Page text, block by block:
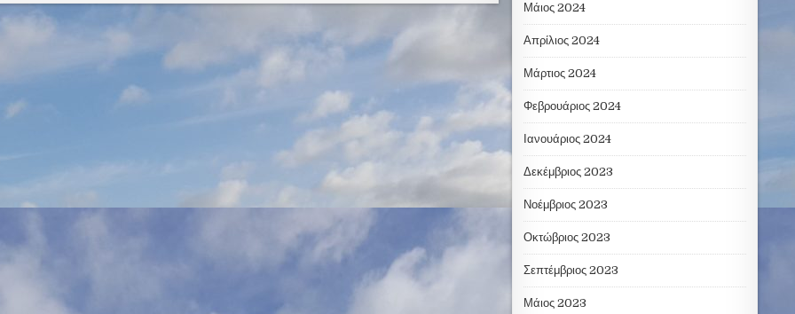
Μάιος 2024
Απρίλιος 2024
Μάρτιος 2024
Φεβρουάριος 2024
Ιανουάριος 2024
Δεκέμβριος 2023
Νοέμβριος 2023
Οκτώβριος 2023
Σεπτέμβριος 2023
Μάιος 2023